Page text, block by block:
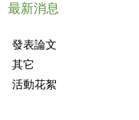
最新消息
發表論文
其它
活動花絮